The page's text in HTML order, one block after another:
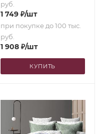
руб.
1 749₽/шт
при покупке до 100 тыс.
руб.
1 908₽/шт
КУПИТЬ